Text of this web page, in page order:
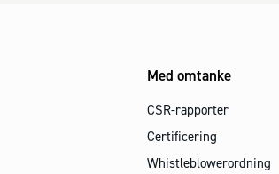
Med omtanke
CSR-rapporter
Certificering
Whistleblowerordning